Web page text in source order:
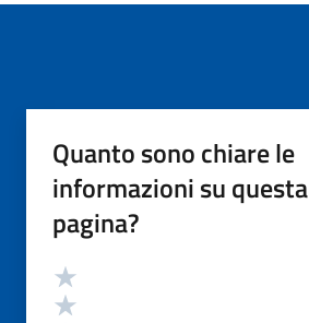
Quanto sono chiare le
informazioni su questa
pagina?
Valutazione